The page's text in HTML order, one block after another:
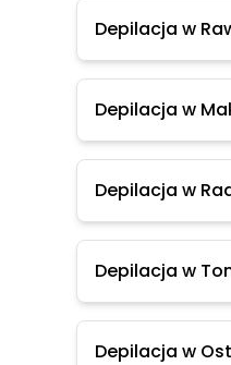
Depilacja w
Depilacja w
Depilacja w
Depilacja w
Depilacja w